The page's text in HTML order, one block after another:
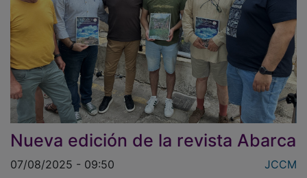
Nueva edición de la revista Abarca